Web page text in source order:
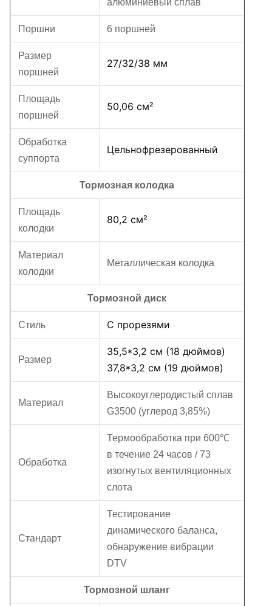
алюминиевый сплав
Поршни 6 поршней
Размер
поршней
27/32/38 мм
Площадь
поршней
50,06 см²
Обработка
суппорта
Цельнофрезерованный
Тормозная колодка
Площадь
колодки
80,2 см²
Материал
колодки
Металлическая колодка
Тормозной диск
Стиль С прорезями
Размер
35,5*3,2 см (18 дюймов)
37,8*3,2 см (19 дюймов)
Материал
Высокоуглеродистый сплав
G3500 (углерод 3,85%)
Обработка
Термообработка при 600℃
в течение 24 часов / 73
изогнутых вентиляционных
слота
Стандарт
Тестирование
динамического баланса,
обнаружение вибрации
DTV
Тормозной шланг